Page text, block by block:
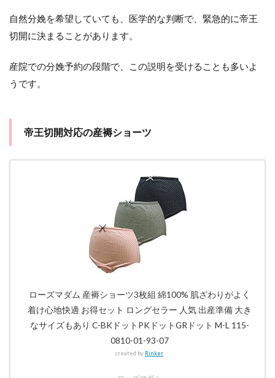
自然分娩を希望していても、医学的な判断で、緊急的に帝王
切開に決まることがあります。
産院での分娩予約の段階で、この説明を受けることも多いよ
うです。
帝王切開対応の産褥ショーツ
ローズマダム 産褥ショーツ3枚組 綿100% 肌ざわりがよく
着け心地快適 お得セット ロングセラー 人気 出産準備 大き
なサイズもあり C-BKドットPKドットGRドット M-L 115-
0810-01-93-07
created by Rinker